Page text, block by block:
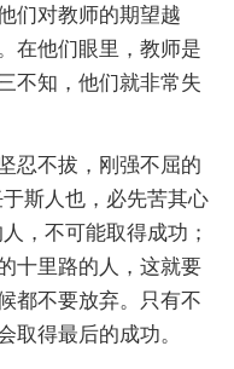
们对教师的期望越
在他们眼里，教师是
不知，他们就非常失
忍不拔，刚强不屈的
斯人也，必先苦其心
，不可能取得成功；
十里路的人，这就要
都不要放弃。只有不
取得最后的成功。